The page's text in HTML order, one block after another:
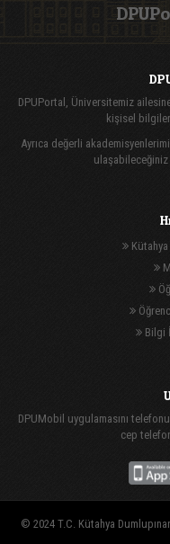
DPUPortal, Üniversitemiz
kişisel
Ayrıca değerli
ulaşabileceğiniz
Kütahya
Bilgi
DPUMobil uygulamasını
cep
© 2024 T.C. Kütahya